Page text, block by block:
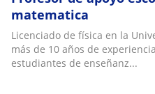
matematica
Licenciado de física en la
más de 10 años de
estudiantes de enseñanz...